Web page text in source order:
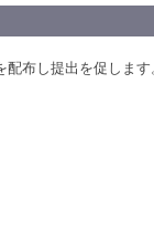
配布し提出を促します